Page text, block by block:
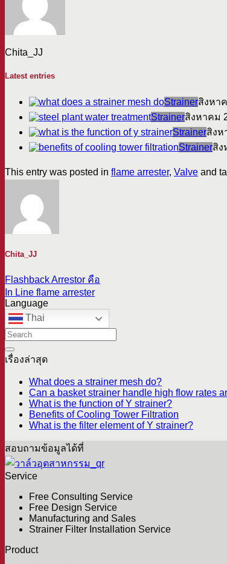
Chita_JJ
Latest entries
Strainerสิงหา
Strainerสิงหาคม
Strainerสิงห
Strainerสิง
This entry was posted in flame arrester, Valve and
Chita_JJ
Flashback Arrestor คือ
In Line flame arrester
Language
Thai
เรื่องล่าสุด
What does a strainer mesh do?
Can a basket strainer handle high flow rates
What is the function of Y strainer?
Benefits of Cooling Tower Filtration
What is the filter element of Y strainer?
สอบถามข้อมูลได้ที่
Service
Free Consulting Service
Free Design Service
Manufacturing and Sales
Strainer Filter Installation Service
Product